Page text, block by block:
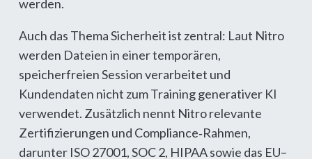
werden.
Auch das Thema Sicherheit ist zentral: Laut Nitro
werden Dateien in einer temporären,
speicherfreien Session verarbeitet und
Kundendaten nicht zum Training generativer KI
verwendet. Zusätzlich nennt Nitro relevante
Zertifizierungen und Compliance‑Rahmen,
darunter ISO 27001, SOC 2, HIPAA sowie das EU–